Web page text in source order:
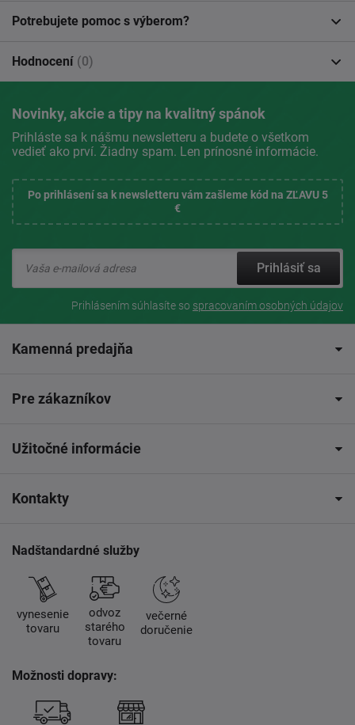
Potrebujete pomoc s výberom?
Hodnocení (0)
Novinky, akcie a tipy na kvalitný spánok
Prihláste sa k nášmu newsletteru a budete o všetkom
vedieť ako prví. Žiadny spam. Len prínosné informácie.
Po prihlásení sa k newsletteru vám zašleme kód na ZĽAVU 5
€
Prihlásiť sa
Prihlásením súhlasíte so spracovaním osobných údajov
Kamenná predajňa
Pre zákazníkov
Užitočné informácie
Kontakty
Nadštandardné služby
vynesenie
tovaru
odvoz
starého
tovaru
večerné
doručenie
Možnosti dopravy: